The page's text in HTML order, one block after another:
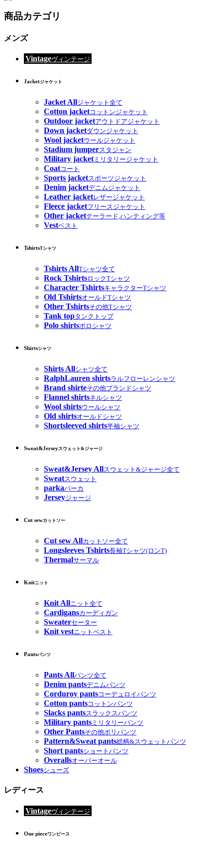
商品カテゴリ
メンズ
Vintageヴィンテージ
Jacketジャケット
Jacket Allジャケット全て
Cotton jacketコットンジャケット
Outdoor jacketアウトドアジャケット
Down jacketダウンジャケット
Wool jacketウールジャケット
Stadium jumperスタジャン
Military jacketミリタリージャケット
Coatコート
Sports jacketスポーツジャケット
Denim jacketデニムジャケット
Leather jacketレザージャケット
Fleece jacketフリースジャケット
Other jacketテーラード,ハンティング等
Vestベスト
TshirtsTシャツ
Tshirts AllTシャツ全て
Rock TshirtsロックTシャツ
Character TshirtsキャラクターTシャツ
Old TshirtsオールドTシャツ
Other Tshirtsその他Tシャツ
Tank topタンクトップ
Polo shirtsポロシャツ
Shirtsシャツ
Shirts Allシャツ全て
RalphLauren shirtsラルフローレンシャツ
Brand shirteその他ブランドシャツ
Flannel shirtsネルシャツ
Wool shirtsウールシャツ
Old shirtsオールドシャツ
Shortsleeved shirts半袖シャツ
Sweat&Jerseyスウェット&ジャージ
Sweat&Jersey Allスウェット&ジャージ全て
Sweatスウェット
parkaパーカ
Jerseyジャージ
Cut sewカットソー
Cut sew Allカットソー全て
Longsleeves Tshirts長袖Tシャツ(ロンT)
Thermalサーマル
Knitニット
Knit Allニット全て
Cardigansカーディガン
Sweaterセーター
Knit vestニットベスト
Pantsパンツ
Pants Allパンツ全て
Denim pantsデニムパンツ
Corduroy pantsコーデュロイパンツ
Cotton pantsコットンパンツ
Slacks pantsスラックスパンツ
Military pants ミリタリーパンツ
Other Pantsその他ポリパンツ
Pattern&Sweat pants総柄&スウェットパンツ
Short pantsショートパンツ
Overallsオーバーオール
Shoesシューズ
レディース
Vintageヴィンテージ
One pieceワンピース